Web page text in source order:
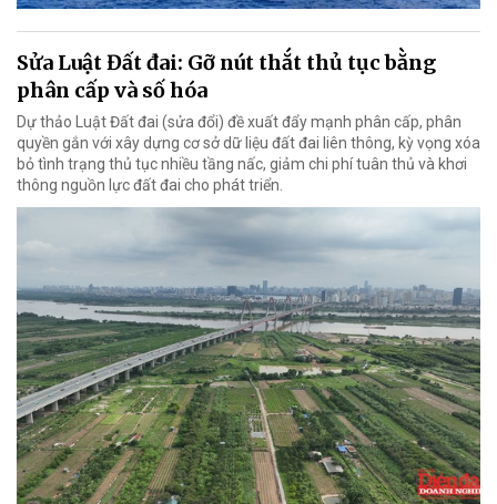
Sửa Luật Đất đai: Gỡ nút thắt thủ tục bằng
phân cấp và số hóa
Dự thảo Luật Đất đai (sửa đổi) đề xuất đẩy mạnh phân cấp, phân
quyền gắn với xây dựng cơ sở dữ liệu đất đai liên thông, kỳ vọng xóa
bỏ tình trạng thủ tục nhiều tầng nấc, giảm chi phí tuân thủ và khơi
thông nguồn lực đất đai cho phát triển.